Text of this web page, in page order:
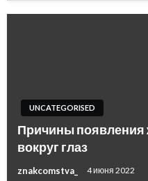
UNCATEGORISED
Причины появления
вокруг глаз
znakcomstva_ 4 июня 2022